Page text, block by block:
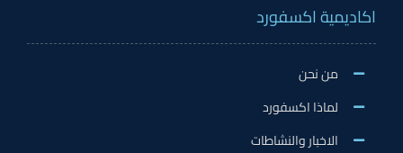
اكاديمية اكسفورد
من نحن
لماذا اكسفورد
الاخبار والنشاطات